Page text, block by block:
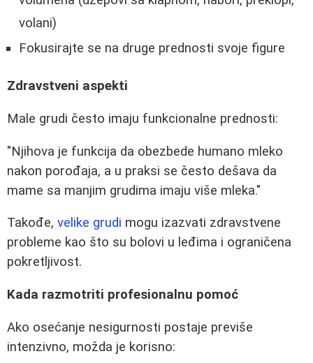
volani)
Fokusirajte se na druge prednosti svoje figure
Zdravstveni aspekti
Male grudi često imaju funkcionalne prednosti:
"Njihova je funkcija da obezbede humano mleko
nakon porođaja, a u praksi se često dešava da
mame sa manjim grudima imaju više mleka."
Takođe, velike grudi mogu izazvati zdravstvene
probleme kao što su bolovi u leđima i ograničena
pokretljivost.
Kada razmotriti profesionalnu pomoć
Ako osećanje nesigurnosti postaje previše
intenzivno, možda je korisno: